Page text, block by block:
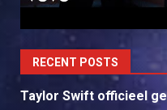
RECENT POSTS
Taylor Swift officieel